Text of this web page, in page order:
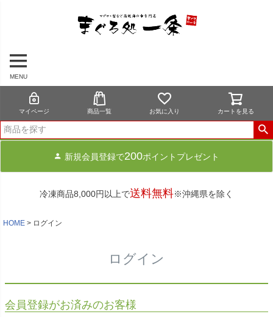
MENU
マイページ 商品一覧 お気に入り カートを見る
新規会員登録で200ポイントプレゼント
冷凍商品8,000円以上で送料無料※沖縄県を除く
HOME ログイン
ログイン
会員登録がお済みのお客様